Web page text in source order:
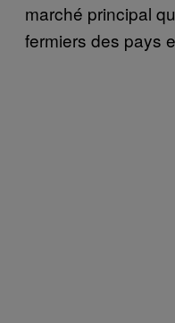
marché principal
fermiers des pays